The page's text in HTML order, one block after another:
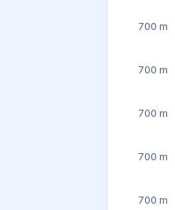
700 m
700 m
700 m
700 m
700 m